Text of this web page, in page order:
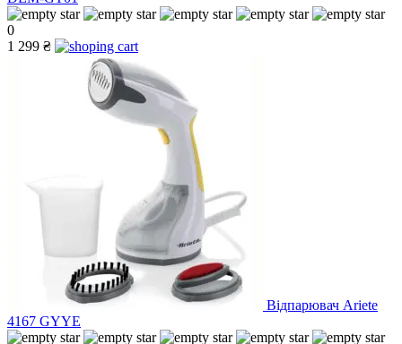
0
1 299 ₴
Відпарювач Ariete
4167 GYYE